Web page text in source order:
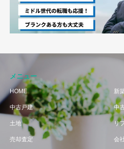
メニュー
HOME 新
中古戸建 中
土地 リ
売却査定 会